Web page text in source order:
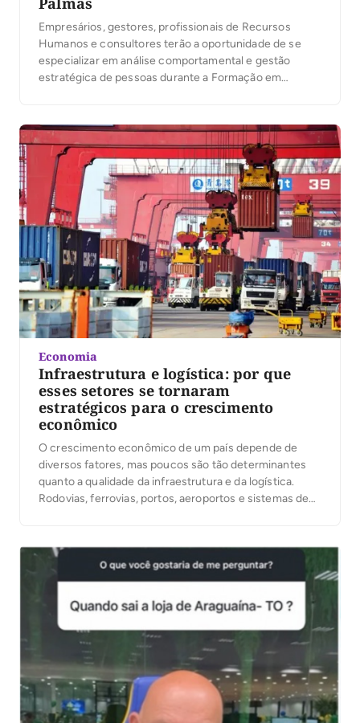
Empresários, gestores, profissionais de Recursos
Humanos e consultores terão a oportunidade de se
especializar em análise comportamental e gestão
estratégica de pessoas durante a Formação em
Tocantins, em Palmas. O treinamento conta com
subsídio do Sebrae, tornando […]
Economia
Infraestrutura e logística: por que
esses setores se tornaram
estratégicos para o crescimento
econômico
O crescimento econômico de um país depende de
diversos fatores, mas poucos são tão determinantes
quanto a qualidade da infraestrutura e da logística.
Rodovias, ferrovias, portos, aeroportos e sistemas de
de custos operacionais e na integração de mercados.
Em um cenário cada vez […]